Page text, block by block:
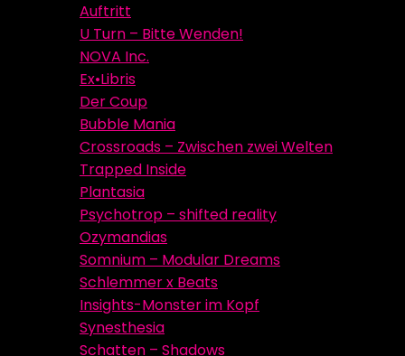
Auftritt
U Turn – Bitte Wenden!
NOVA Inc.
Ex•Libris
Der Coup
Bubble Mania
Crossroads – Zwischen zwei Welten
Trapped Inside
Plantasia
Psychotrop – shifted reality
Ozymandias
Somnium – Modular Dreams
Schlemmer x Beats
Insights-Monster im Kopf
Synesthesia
Schatten – Shadows